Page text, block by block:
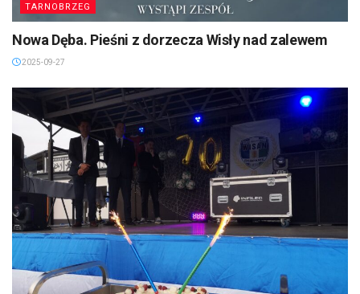
TARNOBRZEG
Nowa Dęba. Pieśni z dorzecza Wisły nad zalewem
2025-09-27